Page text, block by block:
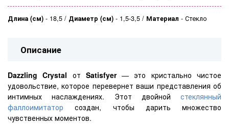
Длина (см) - 18,5 Диаметр (см) - 1,5-3,5 Материал - Стекло
Описание
Dazzling Crystal от Satisfyer— это кристально чистое
удовольствие, которое перевернет ваши представления об
интимных наслаждениях. Этот двойной стеклянный
фаллоимитатор создан, чтобы дарить множество
чувственных моментов.